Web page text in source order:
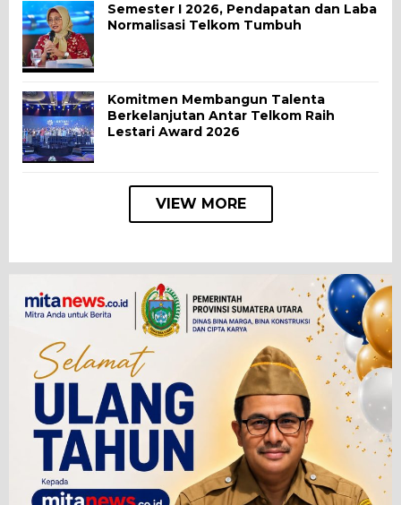
Semester I 2026, Pendapatan dan Laba
Normalisasi Telkom Tumbuh
Komitmen Membangun Talenta
Berkelanjutan Antar Telkom Raih
Lestari Award 2026
VIEW MORE